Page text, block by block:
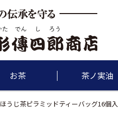
お茶 茶ノ実油
ほうじ茶ピラミッドティーバッグ16個入